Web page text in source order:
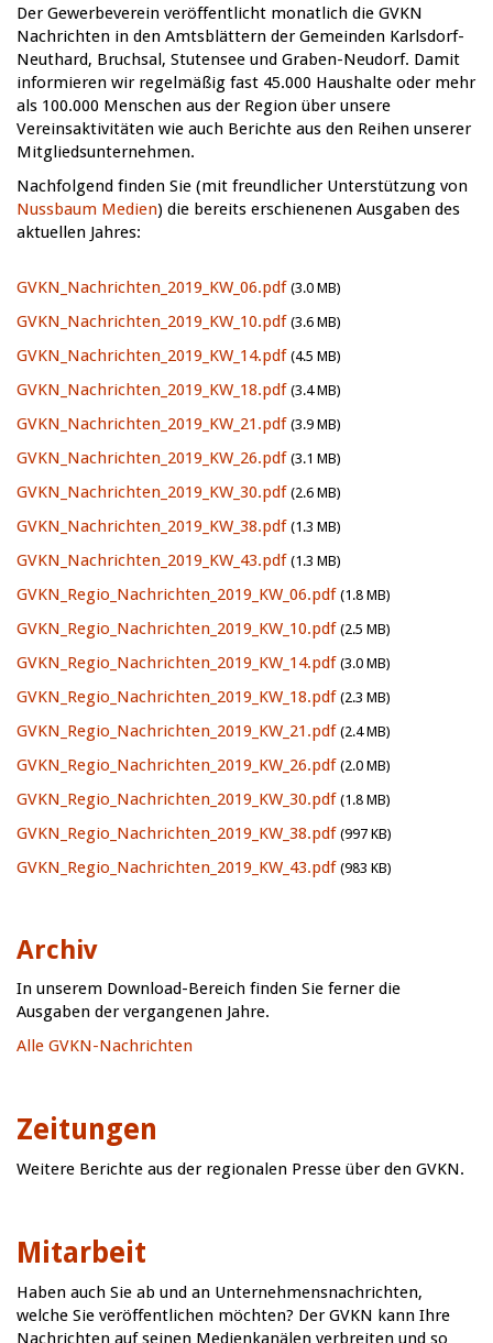
Der Gewerbeverein veröffentlicht monatlich die GVKN
Nachrichten in den Amtsblättern der Gemeinden Karlsdorf-
Neuthard, Bruchsal, Stutensee und Graben-Neudorf. Damit
informieren wir regelmäßig fast 45.000 Haushalte oder mehr
als 100.000 Menschen aus der Region über unsere
Vereinsaktivitäten wie auch Berichte aus den Reihen unserer
Mitgliedsunternehmen.
Nachfolgend finden Sie (mit freundlicher Unterstützung von
Nussbaum Medien) die bereits erschienenen Ausgaben des
aktuellen Jahres:
GVKN_Nachrichten_2019_KW_06.pdf (3.0 MB)
GVKN_Nachrichten_2019_KW_10.pdf (3.6 MB)
GVKN_Nachrichten_2019_KW_14.pdf (4.5 MB)
GVKN_Nachrichten_2019_KW_18.pdf (3.4 MB)
GVKN_Nachrichten_2019_KW_21.pdf (3.9 MB)
GVKN_Nachrichten_2019_KW_26.pdf (3.1 MB)
GVKN_Nachrichten_2019_KW_30.pdf (2.6 MB)
GVKN_Nachrichten_2019_KW_38.pdf (1.3 MB)
GVKN_Nachrichten_2019_KW_43.pdf (1.3 MB)
GVKN_Regio_Nachrichten_2019_KW_06.pdf (1.8 MB)
GVKN_Regio_Nachrichten_2019_KW_10.pdf (2.5 MB)
GVKN_Regio_Nachrichten_2019_KW_14.pdf (3.0 MB)
GVKN_Regio_Nachrichten_2019_KW_18.pdf (2.3 MB)
GVKN_Regio_Nachrichten_2019_KW_21.pdf (2.4 MB)
GVKN_Regio_Nachrichten_2019_KW_26.pdf (2.0 MB)
GVKN_Regio_Nachrichten_2019_KW_30.pdf (1.8 MB)
GVKN_Regio_Nachrichten_2019_KW_38.pdf (997 KB)
GVKN_Regio_Nachrichten_2019_KW_43.pdf (983 KB)
Archiv
In unserem Download-Bereich finden Sie ferner die
Ausgaben der vergangenen Jahre.
Alle GVKN-Nachrichten
Zeitungen
Weitere Berichte aus der regionalen Presse über den GVKN.
Mitarbeit
Haben auch Sie ab und an Unternehmensnachrichten,
welche Sie veröffentlichen möchten? Der GVKN kann Ihre
Nachrichten auf seinen Medienkanälen verbreiten und so